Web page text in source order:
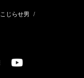
こじらせ男 /